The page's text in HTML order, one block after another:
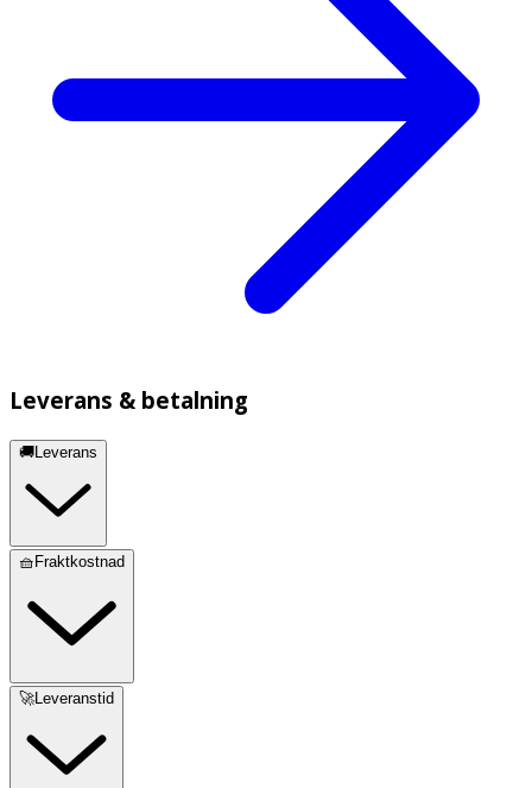
Leverans & betalning
🚚Leverans
🧺Fraktkostnad
🚀Leveranstid